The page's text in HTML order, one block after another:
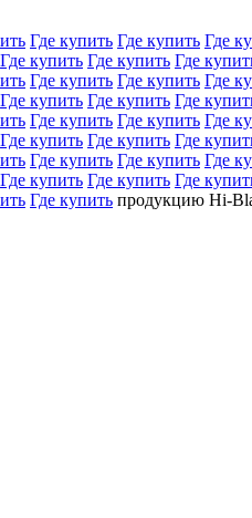
Где купить Где купить Где
Где купить Где купить Где
Где купить Где купить Где
Где купить Где купить Где
Где купить Где купить Где
Где купить Где купить Где
Где купить Где купить Где
Где купить Где купить Где
Где купить продукцию Hi-